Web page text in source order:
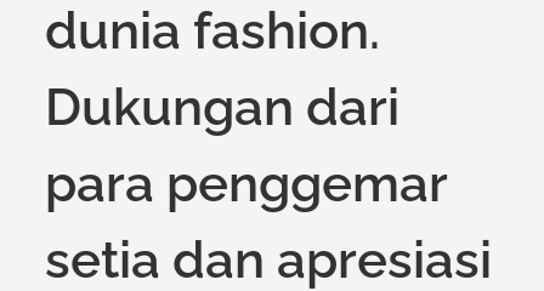
dunia fashion.
Dukungan dari
para penggemar
setia dan apresiasi